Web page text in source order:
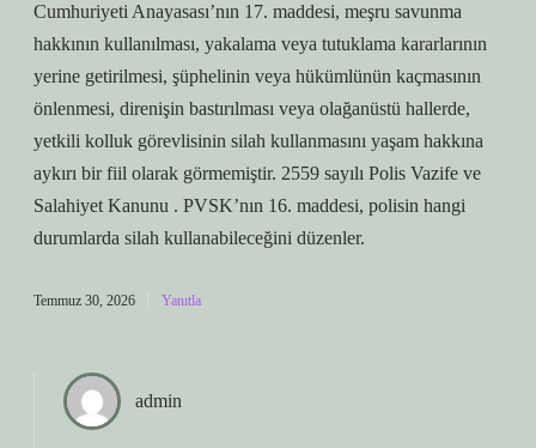
Cumhuriyeti Anayasası’nın 17. maddesi, meşru savunma
hakkının kullanılması, yakalama veya tutuklama kararlarının
yerine getirilmesi, şüphelinin veya hükümlünün kaçmasının
önlenmesi, direnişin bastırılması veya olağanüstü hallerde,
yetkili kolluk görevlisinin silah kullanmasını yaşam hakkına
aykırı bir fiil olarak görmemiştir. 2559 sayılı Polis Vazife ve
Salahiyet Kanunu . PVSK’nın 16. maddesi, polisin hangi
durumlarda silah kullanabileceğini düzenler.
Temmuz 30, 2026 Yanıtla
admin